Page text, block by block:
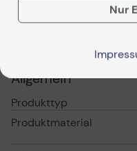
Technische Daten
Allgemein
Produkttyp
Produktmaterial
Nur